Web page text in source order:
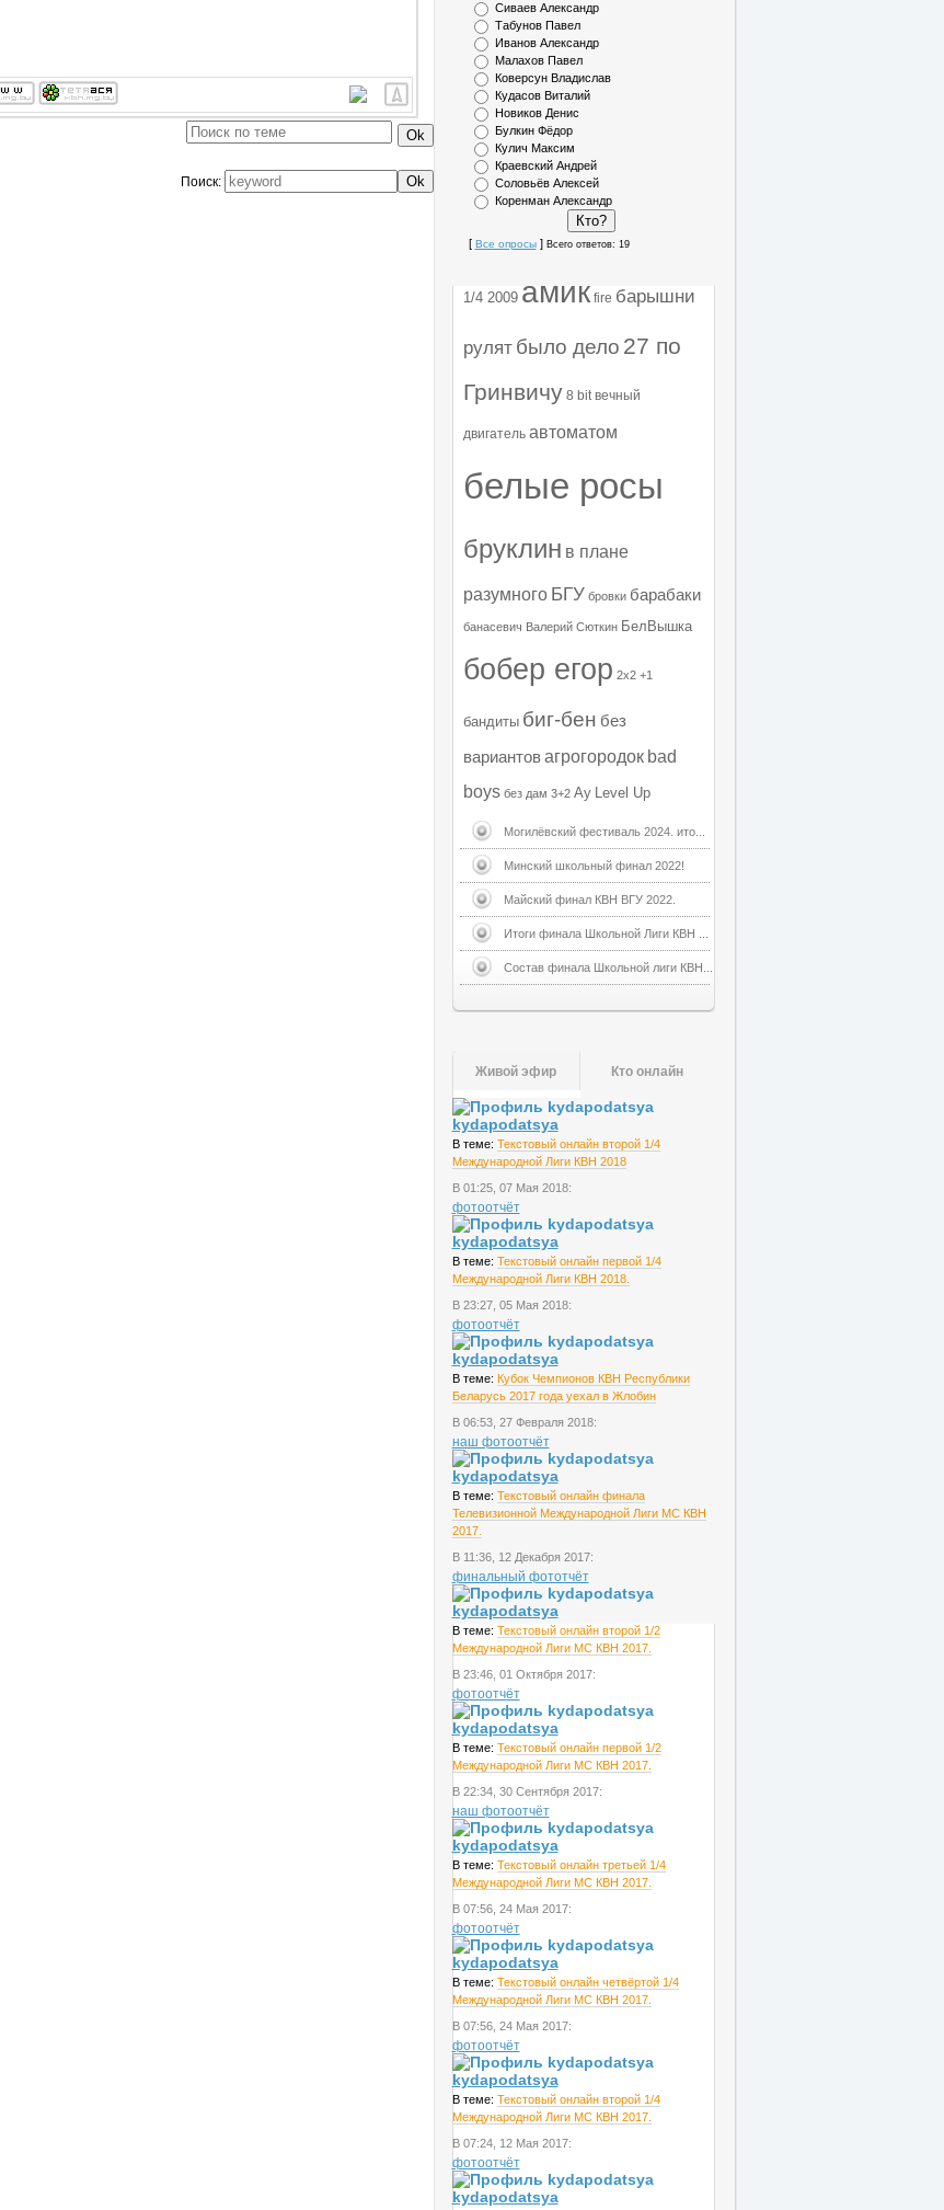
Поиск:
Сиваев Александр
Табунов Павел
Иванов Александр
Малахов Павел
Коверсун Владислав
Кудасов Виталий
Новиков Денис
Булкин Фёдор
Кулич Максим
Краевский Андрей
Соловьёв Алексей
Коренман Александр
[ Все опросы] Всего ответов: 19
1/4 2009 амик fire барышни
рулят было дело 27 по
Гринвичу 8 bit вечный
двигатель автоматом
белые росы
бруклин в плане
разумного БГУ бровки барабаки
банасевич Валерий Сюткин БелВышка
бобер егор 2х2 +1
бандиты биг-бен без
вариантов агрогородок bad
boys без дам 3+2 Ау Level Up
Могилёвский фестиваль 2024. ито...
Минский школьный финал 2022!
Майский финал КВН ВГУ 2022.
Итоги финала Школьной Лиги КВН ...
Состав финала Школьной лиги КВН...
Живой эфир Кто онлайн
kydapodatsya
В теме: Текстовый онлайн второй 1/4
Международной Лиги КВН 2018
В 01:25, 07 Мая 2018:
фотоотчёт
kydapodatsya
В теме: Текстовый онлайн первой 1/4
Международной Лиги КВН 2018.
В 23:27, 05 Мая 2018:
фотоотчёт
kydapodatsya
В теме: Кубок Чемпионов КВН Республики
Беларусь 2017 года уехал в Жлобин
В 06:53, 27 Февраля 2018:
наш фотоотчёт
kydapodatsya
В теме: Текстовый онлайн финала
Телевизионной Международной Лиги МС КВН
2017.
В 11:36, 12 Декабря 2017:
финальный фототчёт
kydapodatsya
В теме: Текстовый онлайн второй 1/2
Международной Лиги МС КВН 2017.
В 23:46, 01 Октября 2017:
фотоотчёт
kydapodatsya
В теме: Текстовый онлайн первой 1/2
Международной Лиги МС КВН 2017.
В 22:34, 30 Сентября 2017:
наш фотоотчёт
kydapodatsya
В теме: Текстовый онлайн третьей 1/4
Международной Лиги МС КВН 2017.
В 07:56, 24 Мая 2017:
фотоотчёт
kydapodatsya
В теме: Текстовый онлайн четвёртой 1/4
Международной Лиги МС КВН 2017.
В 07:56, 24 Мая 2017:
фотоотчёт
kydapodatsya
В теме: Текстовый онлайн второй 1/4
Международной Лиги МС КВН 2017.
В 07:24, 12 Мая 2017:
фотоотчёт
kydapodatsya